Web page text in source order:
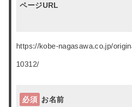
ページURL
https://kobe-nagasawa.co.jp/
10312/
必須 お名前